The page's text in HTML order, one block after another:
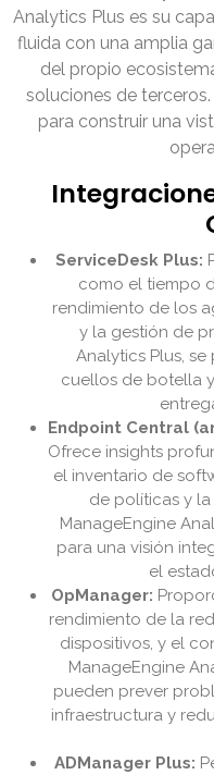
Analytics Plus es su
fluida con una amplia
del propio
soluciones de
para construir una
ServiceDesk Plus:
como el tiempo
rendimiento de los
y la gestión de
Analytics Plus,
cuellos de botella
Endpoint Central
Ofrece insights
el inventario de
de políticas y
ManageEngine
para una visión
el
OpManager:
rendimiento de la
dispositivos, y el
ManageEngine
pueden prever
infraestructura y
ADManager Plus: